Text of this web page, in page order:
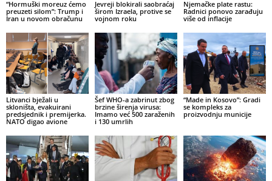
“Hormuški moreuz ćemo
preuzeti silom”: Trump i
Iran u novom obračunu
Jevreji blokirali saobraćaj
širom Izraela, protive se
vojnom roku
Njemačke plate rastu:
Radnici ponovo zarađuju
više od inflacije
Litvanci bježali u
skloništa, evakuirani
predsjednik i premijerka.
NATO digao avione
Šef WHO-a zabrinut zbog
brzine širenja virusa:
Imamo već 500 zaraženih
i 130 umrlih
“Made in Kosovo”: Gradi
se kompleks za
proizvodnju municije